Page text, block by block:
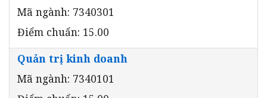
Mã ngành: 7340301
Điểm chuẩn: 15.00
Quản trị kinh doanh
Mã ngành: 7340101